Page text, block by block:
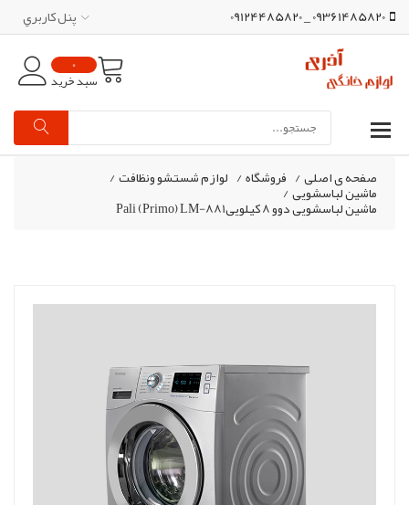
09361485820 _ 09124485820 پنل کاربري
0
سبد خرید
صفحه ی اصلی/ فروشگاه/ لوازم شستشو ونظافت/
ماشین لباسشویی/
ماشین لباسشویی دوو 8 کیلوییPali (Primo) LM-881